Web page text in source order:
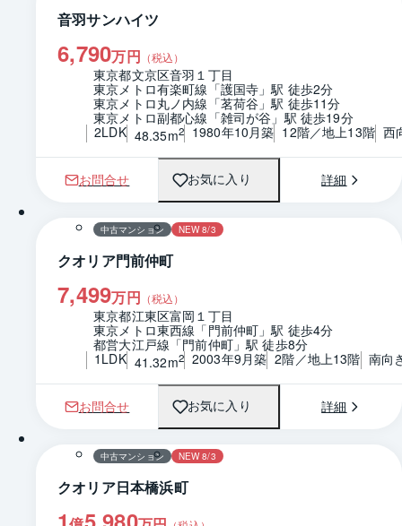
音羽サンハイツ
6,790万円 （税込）
東京都文京区音羽１丁目
東京メトロ有楽町線「護国寺」駅 徒歩2分
東京メトロ丸ノ内線「茗荷谷」駅 徒歩11分
東京メトロ副都心線「雑司が谷」駅 徒歩19分
2LDK 48.35m2 1980年10月築 12階／地上13階 西
お問合せ お気に入り 詳細
1 / 0 間取り
中古マンション NEW 8/3
クオリア門前仲町
7,499万円 （税込）
東京都江東区富岡１丁目
東京メトロ東西線「門前仲町」駅 徒歩4分
都営大江戸線「門前仲町」駅 徒歩8分
1LDK 41.32m2 2003年9月築 2階／地上13階 南向
お問合せ お気に入り 詳細
1 / 0 間取り
中古マンション NEW 8/3
クオリア日本橋浜町